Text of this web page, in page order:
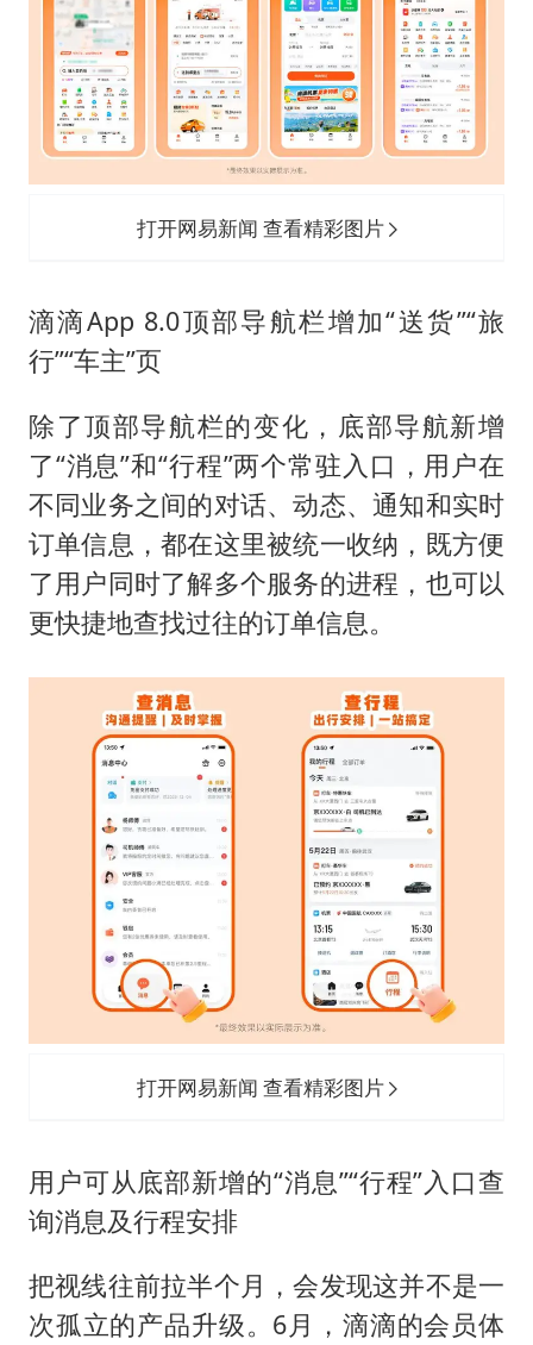
打开网易新闻 查看精彩图片
滴滴App 8.0顶部导航栏增加“送货”“旅
行”“车主”页
除了顶部导航栏的变化，底部导航新增
了“消息”和“行程”两个常驻入口，用户在
不同业务之间的对话、动态、通知和实时
订单信息，都在这里被统一收纳，既方便
了用户同时了解多个服务的进程，也可以
更快捷地查找过往的订单信息。
打开网易新闻 查看精彩图片
用户可从底部新增的“消息”“行程”入口查
询消息及行程安排
把视线往前拉半个月，会发现这并不是一
次孤立的产品升级。6月，滴滴的会员体